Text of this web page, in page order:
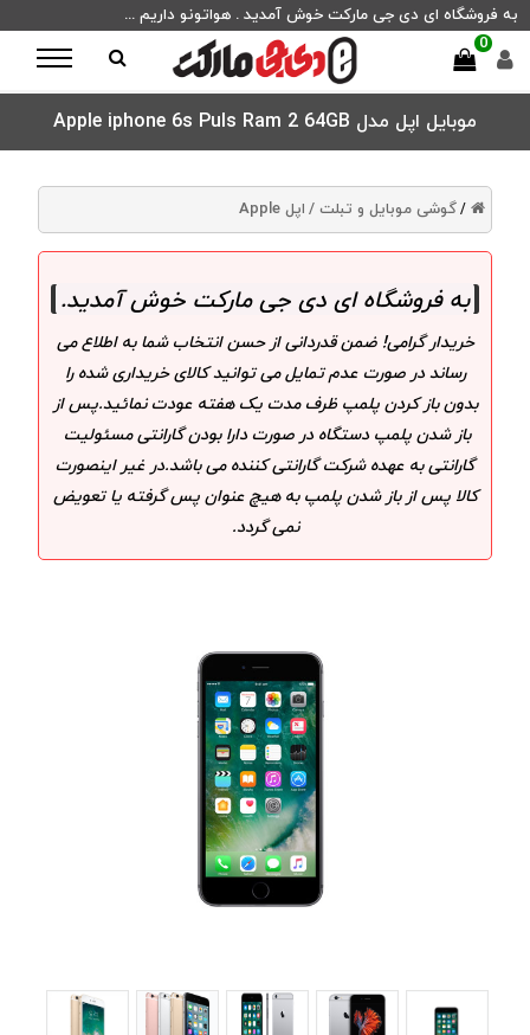
به فروشگاه ای دی جی مارکت خوش آمدید . هواتونو داریم ...
0
موبایل اپل مدل Apple iphone 6s Puls Ram 2 64GB
/گوشی موبایل و تبلت / اپل Apple
به فروشگاه ای دی جی مارکت خوش آمدید.
خریدار گرامی! ضمن قدردانی از حسن انتخاب شما به اطلاع می
رساند در صورت عدم تمایل می توانید کالای خریداری شده را
بدون باز کردن پلمپ ظرف مدت یک هفته عودت نمائید.پس از
باز شدن پلمپ دستگاه در صورت دارا بودن گارانتی مسئولیت
گارانتی به عهده شرکت گارانتی کننده می باشد.در غیر اینصورت
کالا پس از باز شدن پلمپ به هیچ عنوان پس گرفته یا تعویض
نمی گردد.